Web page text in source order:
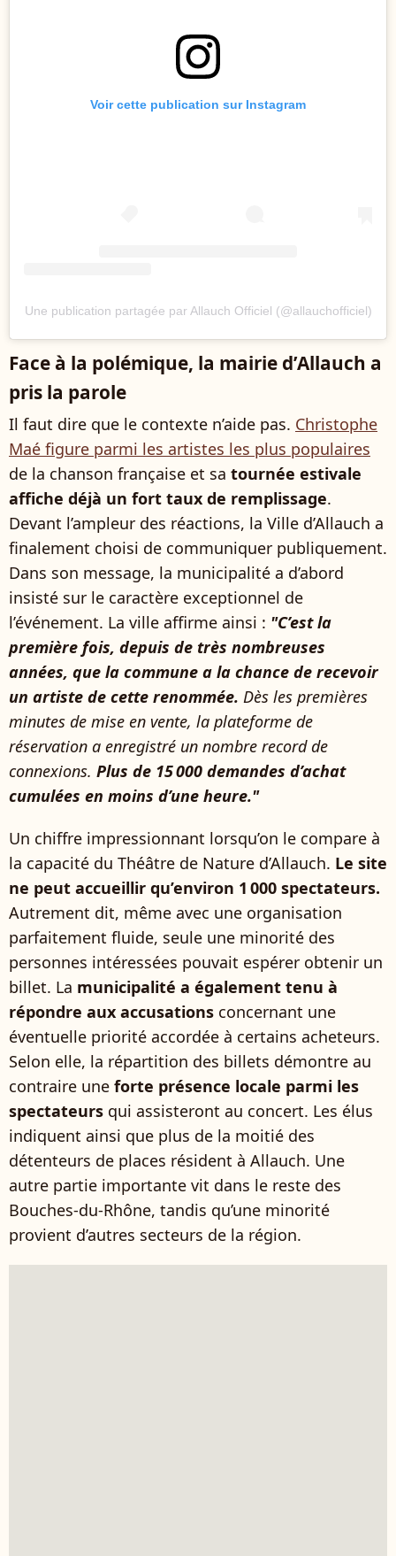
Voir cette publication sur Instagram
Une publication partagée par Allauch Officiel (@allauchofficiel)
Face à la polémique, la mairie d’Allauch a
pris la parole
Il faut dire que le contexte n’aide pas. Christophe
Maé figure parmi les artistes les plus populaires
de la chanson française et sa tournée estivale
affiche déjà un fort taux de remplissage.
Devant l’ampleur des réactions, la Ville d’Allauch a
finalement choisi de communiquer publiquement.
Dans son message, la municipalité a d’abord
insisté sur le caractère exceptionnel de
l’événement. La ville affirme ainsi : "C’est la
première fois, depuis de très nombreuses
années, que la commune a la chance de recevoir
un artiste de cette renommée. Dès les premières
minutes de mise en vente, la plateforme de
réservation a enregistré un nombre record de
connexions. Plus de 15 000 demandes d’achat
cumulées en moins d’une heure."
Un chiffre impressionnant lorsqu’on le compare à
la capacité du Théâtre de Nature d’Allauch. Le site
ne peut accueillir qu’environ 1 000 spectateurs.
Autrement dit, même avec une organisation
parfaitement fluide, seule une minorité des
personnes intéressées pouvait espérer obtenir un
billet. La municipalité a également tenu à
répondre aux accusations concernant une
éventuelle priorité accordée à certains acheteurs.
Selon elle, la répartition des billets démontre au
contraire une forte présence locale parmi les
spectateurs qui assisteront au concert. Les élus
indiquent ainsi que plus de la moitié des
détenteurs de places résident à Allauch. Une
autre partie importante vit dans le reste des
Bouches-du-Rhône, tandis qu’une minorité
provient d’autres secteurs de la région.